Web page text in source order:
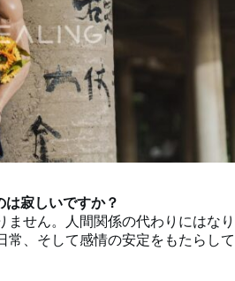
は寂しいですか？
ません。人間関係の代わりにはなり
常、そして感情の安定をもたらして